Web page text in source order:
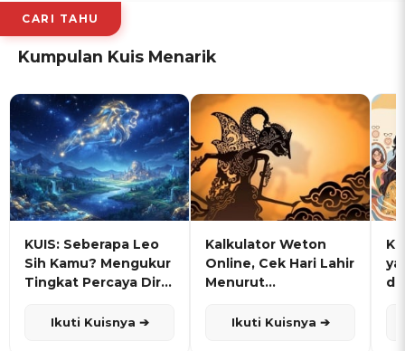
CARI TAHU
Kumpulan Kuis Menarik
KUIS: Seberapa Leo
Sih Kamu? Mengukur
Tingkat Percaya Diri
Ikuti Kuisnya ➔
Kalkulator Weton
Online, Cek Hari Lahir
Menurut
Ikuti Kuisnya ➔